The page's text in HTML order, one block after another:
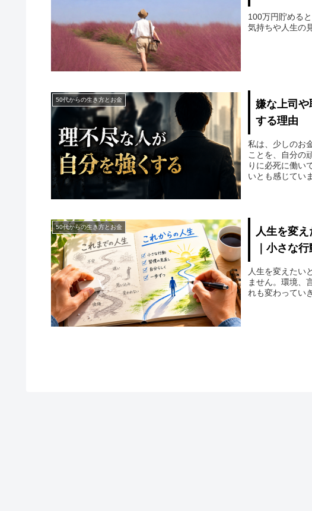
100万円貯める
気持ちや人生の
50代からの生き方とお金
嫌な上司や
する理由
私は、少しのお
ことを、自分の
りに必死に働い
いとも感じてい
50代からの生き方とお金
人生を変
｜小さな
人生を変えたい
ません。環境、
れも変わってい